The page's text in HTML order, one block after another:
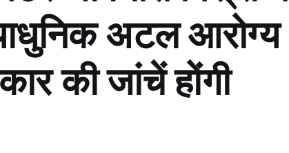
अटल आरोग्य
की जांचें होंगी